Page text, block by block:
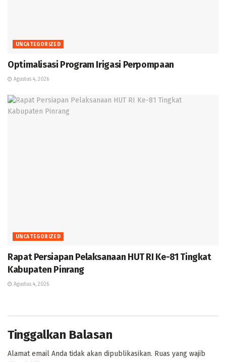
UNCATEGORIZED
Optimalisasi Program Irigasi Perpompaan
Agustus 4, 2026
UNCATEGORIZED
Rapat Persiapan Pelaksanaan HUT RI Ke-81 Tingkat
Kabupaten Pinrang
Agustus 4, 2026
Tinggalkan Balasan
Alamat email Anda tidak akan dipublikasikan. Ruas yang wajib